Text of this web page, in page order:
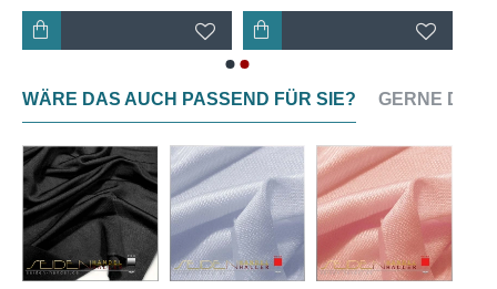
neigt an den Schnittkanten zum Einrollen, dies lässt
sich z. B. für Schals auch gestalterisch nutzen. Die
eingerollten Längskanten müssen nicht extra
gesäumt werden, da der Stoff in diese Richtung kaum
ausfranst. Verwenden Sie zum Nähen eine Jersey-
Nadel mit Kugelspitze, um die feinen Maschen nicht
zu beschädigen und einen Zickzack- oder
Overlockstich, um die Dehnfähigkeit zu erhalten.
WÄRE DAS AUCH PASSEND FÜR SIE? GERNE